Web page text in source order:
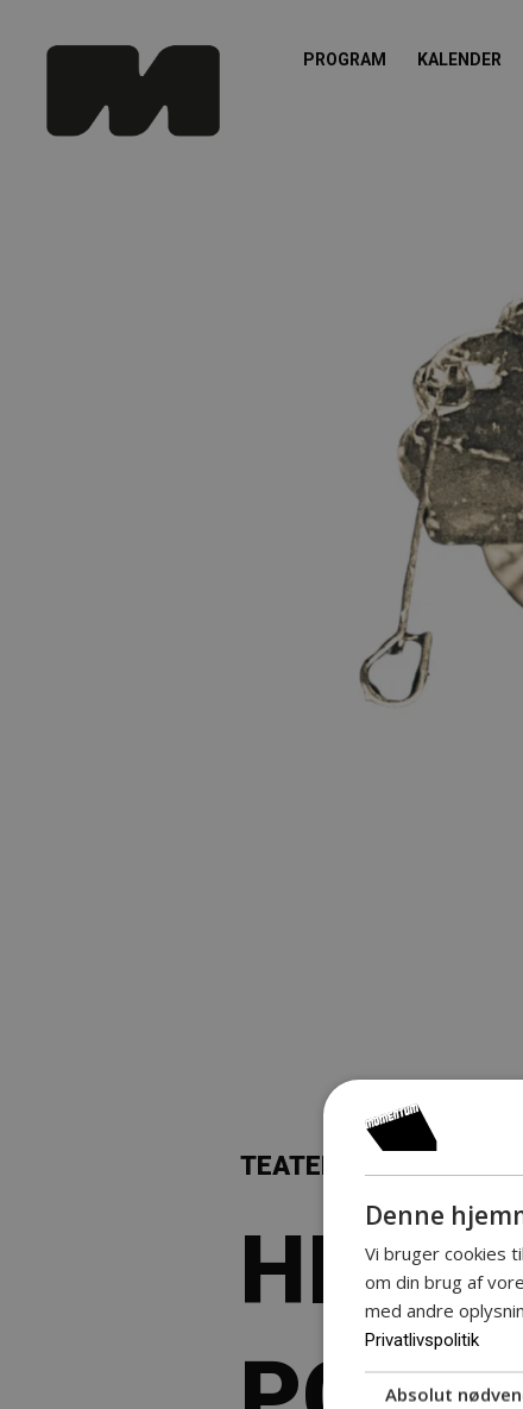
PROGRAM KALENDER
TEATERRUM
Denne
Vi bruger cookies
om din brug af
med andre
Privatlivspolitik
Absolut